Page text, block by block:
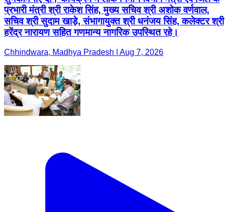
प्रभारी मंत्री श्री राकेश सिंह, मुख्य सचिव श्री अशोक वर्णवाल,
सचिव श्री सुदाम खाड़े, संभागायुक्त श्री धनंजय सिंह, कलेक्टर श्री
हरेंद्र नारायण सहित गणमान्य नागरिक उपस्थित रहे।
Chhindwara, Madhya Pradesh | Aug 7, 2026